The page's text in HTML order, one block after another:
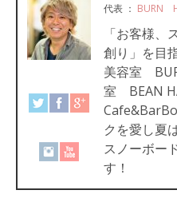
代表 ： BURN
「お客様、
創り」
美容室
室 BEAN
クを愛し夏
スノーボー
す！